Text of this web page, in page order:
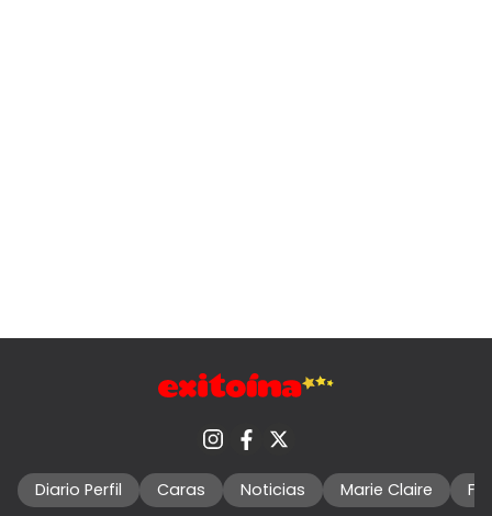
Diario Perfil Caras Noticias Marie Claire